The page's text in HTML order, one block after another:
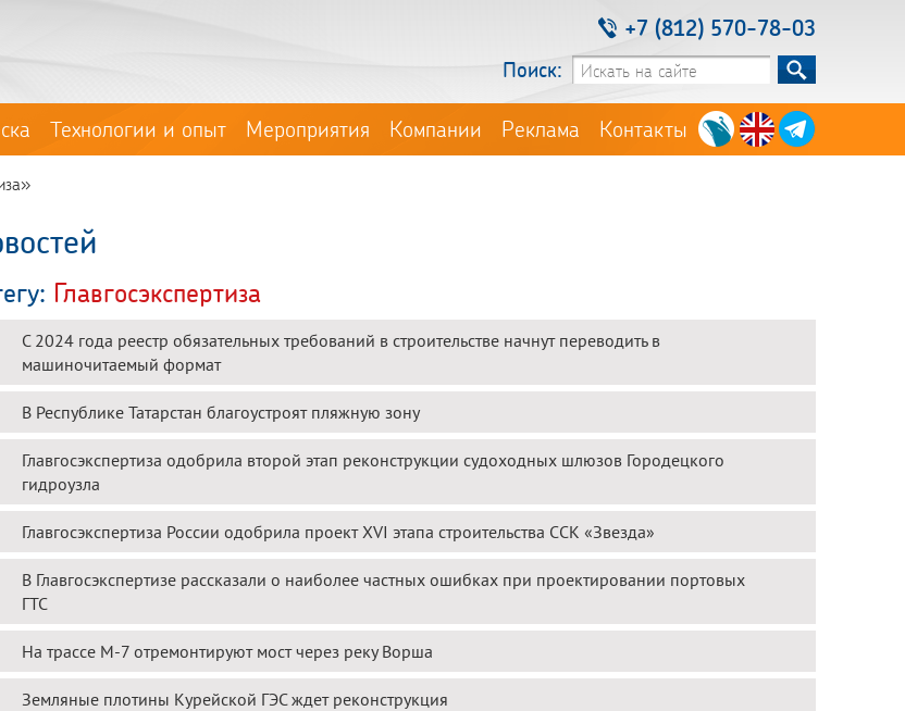
+7 (812) 570-78-03
Поиск:
Технологии и опыт Мероприятия Компании Реклама Контакты
Главгосэкспертиза
С 2024 года реестр обязательных требований в строительстве начнут переводить в
машиночитаемый формат
В Республике Татарстан благоустроят пляжную зону
Главгосэкспертиза одобрила второй этап реконструкции судоходных шлюзов Городецкого
гидроузла
Главгосэкспертиза России одобрила проект XVI этапа строительства ССК «Звезда»
В Главгосэкспертизе рассказали о наиболее частных ошибках при проектировании портовых
ГТС
На трассе М-7 отремонтируют мост через реку Ворша
Земляные плотины Курейской ГЭС ждет реконструкция